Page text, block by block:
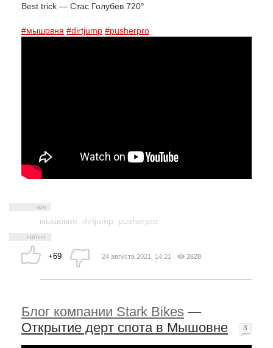
Best trick — Стас Голубев 720°
#мышовня #dirtjump #pusherpro
мышовня dirtjump pusherpro
+69 24 августа 2021, 14:21 2628
Блог компании Stark Bikes —
Открытие дерт спота в Мышовне
3